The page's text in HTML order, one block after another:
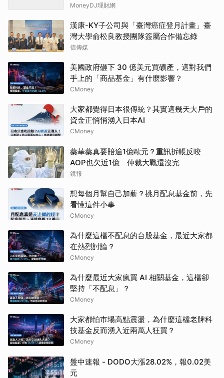
院之第二階段「部分仲裁判斷」
MoneyDJ理財網
漢康-KY子公司與「臺灣癌症登月計畫」臺
灣大學俞松良教授團隊簽屬合作備忘錄
信傳媒
美國政府砸下 30 億美元買礦產，這對我們
手上的「商品基金」有什麼影響？
CMoney
大家都覺得日本很傳統？其實這幾天大戶的
資金正悄悄湧入日本AI
CMoney
藥華藥真要賠逾1億歐元？重訊拆帳反咬
AOP也欠近1億 仲裁大戰還沒完
鏡報
想每個月幫自己加薪？挑月配息基金前，先
看懂這件小事
CMoney
為什麼這檔不配息的台股基金，最近大家都
在熱烈討論？
CMoney
為什麼最近大家瘋買 AI 相關基金，這檔卻
堅持「不配息」？
CMoney
大家都怕市場高點震盪，為什麼這檔老牌科
技基金反而湧入近兩萬人狂買？
CMoney
盤中速報 - DODO大漲28.02%，報0.02美
元